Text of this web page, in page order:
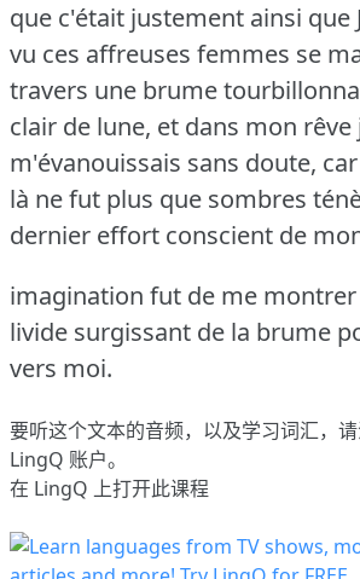
que c'était justement ainsi que
vu ces affreuses femmes se
travers une brume
clair de lune, et dans mon rêve
m'évanouissais sans doute,
là ne fut plus que sombres
dernier effort conscient de
imagination fut de me montrer
livide surgissant de la brume
vers moi.
要听这个文本的音频，以及学习词汇，请
LingQ 账户。
在 LingQ 上打开此课程